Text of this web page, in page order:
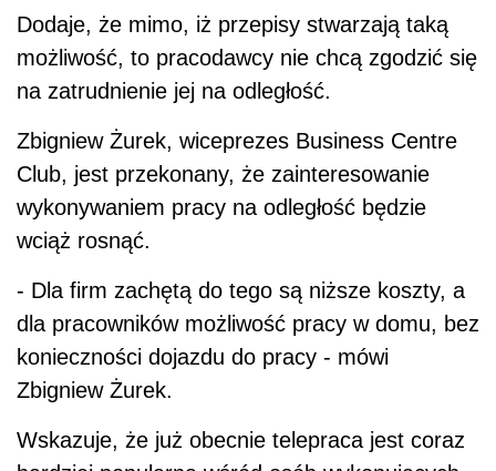
Dodaje, że mimo, iż przepisy stwarzają taką
możliwość, to pracodawcy nie chcą zgodzić się
na zatrudnienie jej na odległość.
Zbigniew Żurek, wiceprezes Business Centre
Club, jest przekonany, że zainteresowanie
wykonywaniem pracy na odległość będzie
wciąż rosnąć.
- Dla firm zachętą do tego są niższe koszty, a
dla pracowników możliwość pracy w domu, bez
konieczności dojazdu do pracy - mówi
Zbigniew Żurek.
Wskazuje, że już obecnie telepraca jest coraz